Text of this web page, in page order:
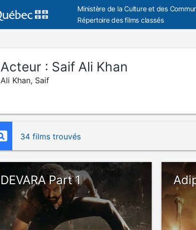
Ministère de la Culture et des
Répertoire des films classés
Acteur : Saif Ali Khan
Ali Khan, Saif
34 films trouvés
DEVARA Part 1